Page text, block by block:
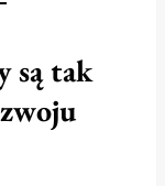
są tak